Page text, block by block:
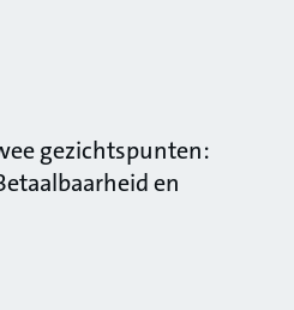
gezichtspunten:
en